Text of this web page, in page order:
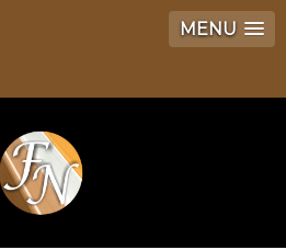
MENU